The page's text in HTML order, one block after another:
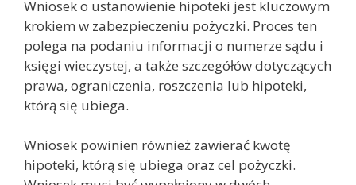
Wniosek o ustanowienie hipoteki jest kluczowym
krokiem w zabezpieczeniu pożyczki. Proces ten
polega na podaniu informacji o numerze sądu i
księgi wieczystej, a także szczegółów dotyczących
prawa, ograniczenia, roszczenia lub hipoteki,
którą się ubiega.
Wniosek powinien również zawierać kwotę
hipoteki, którą się ubiega oraz cel pożyczki.